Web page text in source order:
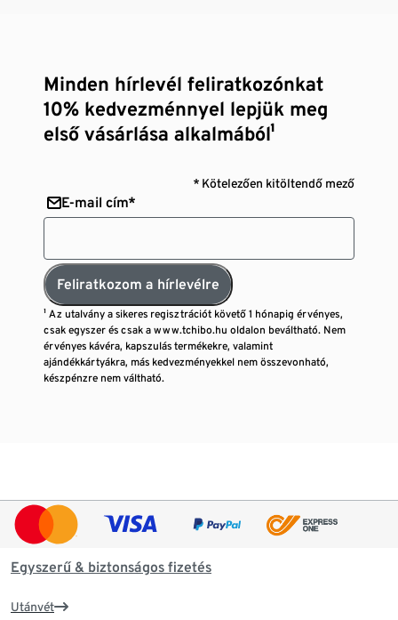
Minden hírlevél feliratkozónkat
10% kedvezménnyel lepjük meg
első vásárlása alkalmából¹
* Kötelezően kitöltendő mező
E-mail cím*
Feliratkozom a hírlevélre
¹ Az utalvány a sikeres regisztrációt követő 1 hónapig érvényes,
csak egyszer és csak a www.tchibo.hu oldalon beváltható. Nem
érvényes kávéra, kapszulás termékekre, valamint
ajándékkártyákra, más kedvezményekkel nem összevonható,
készpénzre nem váltható.
Egyszerű & biztonságos fizetés
Utánvét